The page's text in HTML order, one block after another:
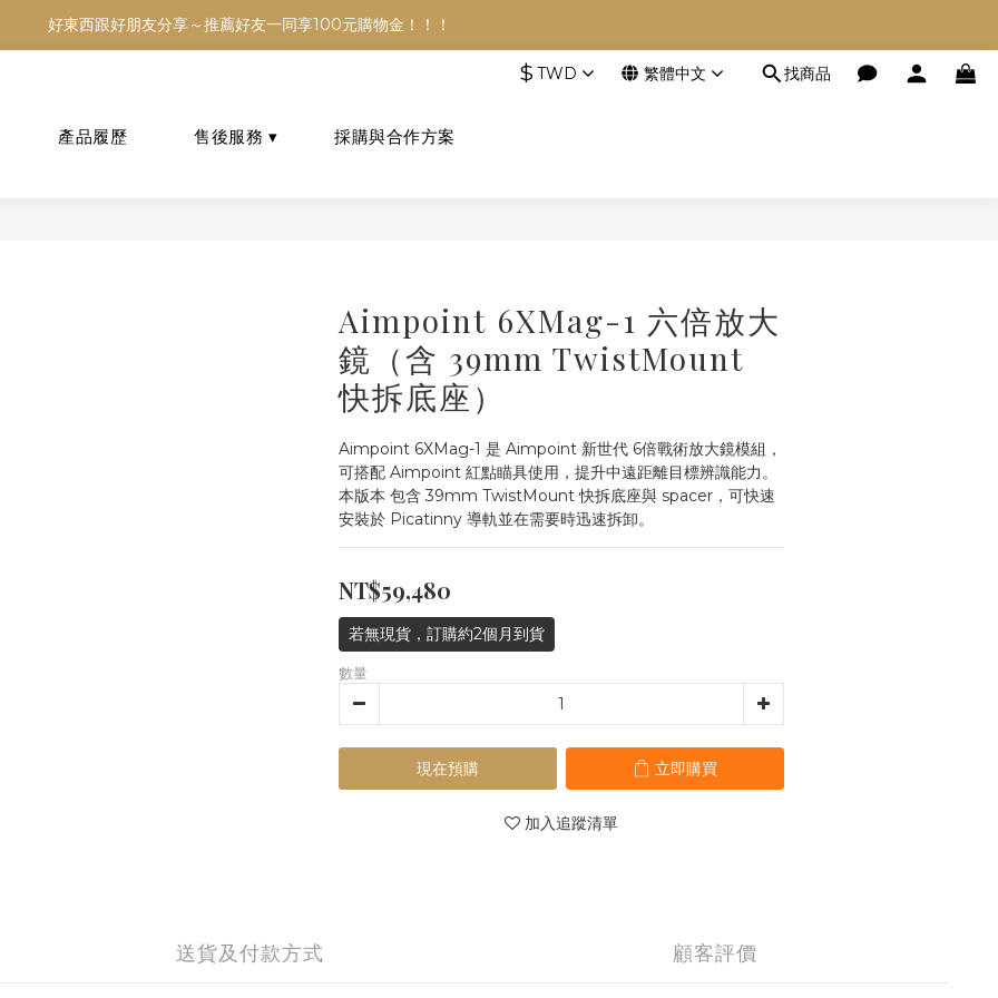
售，商品資訊及數量恐不即時，購買前可與小編確認現貨數量，以避免空等。
好東西跟好朋友分享～推薦好友一同享100元購物金！！！
售，商品資訊及數量恐不即時，購買前可與小編確認現貨數量，以避免空等。
$ TWD 繁體中文 找商品
Aimpoint 6XMag-1 六倍放大
鏡（含 39mm TwistMount
快拆底座）
Aimpoint 6XMag-1 是 Aimpoint 新世代 6倍戰術放大鏡模組，
可搭配 Aimpoint 紅點瞄具使用，提升中遠距離目標辨識能力。
本版本 包含 39mm TwistMount 快拆底座與 spacer，可快速
安裝於 Picatinny 導軌並在需要時迅速拆卸。
NT$59,480
若無現貨，訂購約2個月到貨
數量
現在預購 立即購買
加入追蹤清單
送貨及付款方式 顧客評價